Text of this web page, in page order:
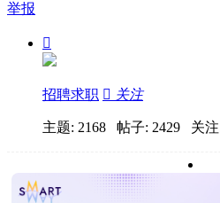
举报

招聘求职  关注
主题: 2168 帖子: 2429 关